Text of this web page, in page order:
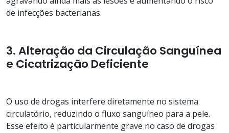
de infecções bacterianas.
3. Alteração da Circulação Sanguínea
e Cicatrização Deficiente
O uso de drogas interfere diretamente no sistema
circulatório, reduzindo o fluxo sanguíneo para a pele.
Esse efeito é particularmente grave no caso de drogas